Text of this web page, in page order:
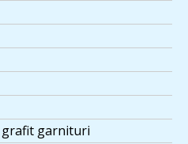
garnituri